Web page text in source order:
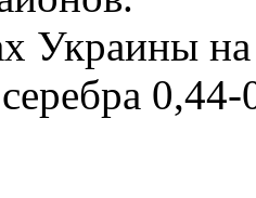
Украины
0,44-